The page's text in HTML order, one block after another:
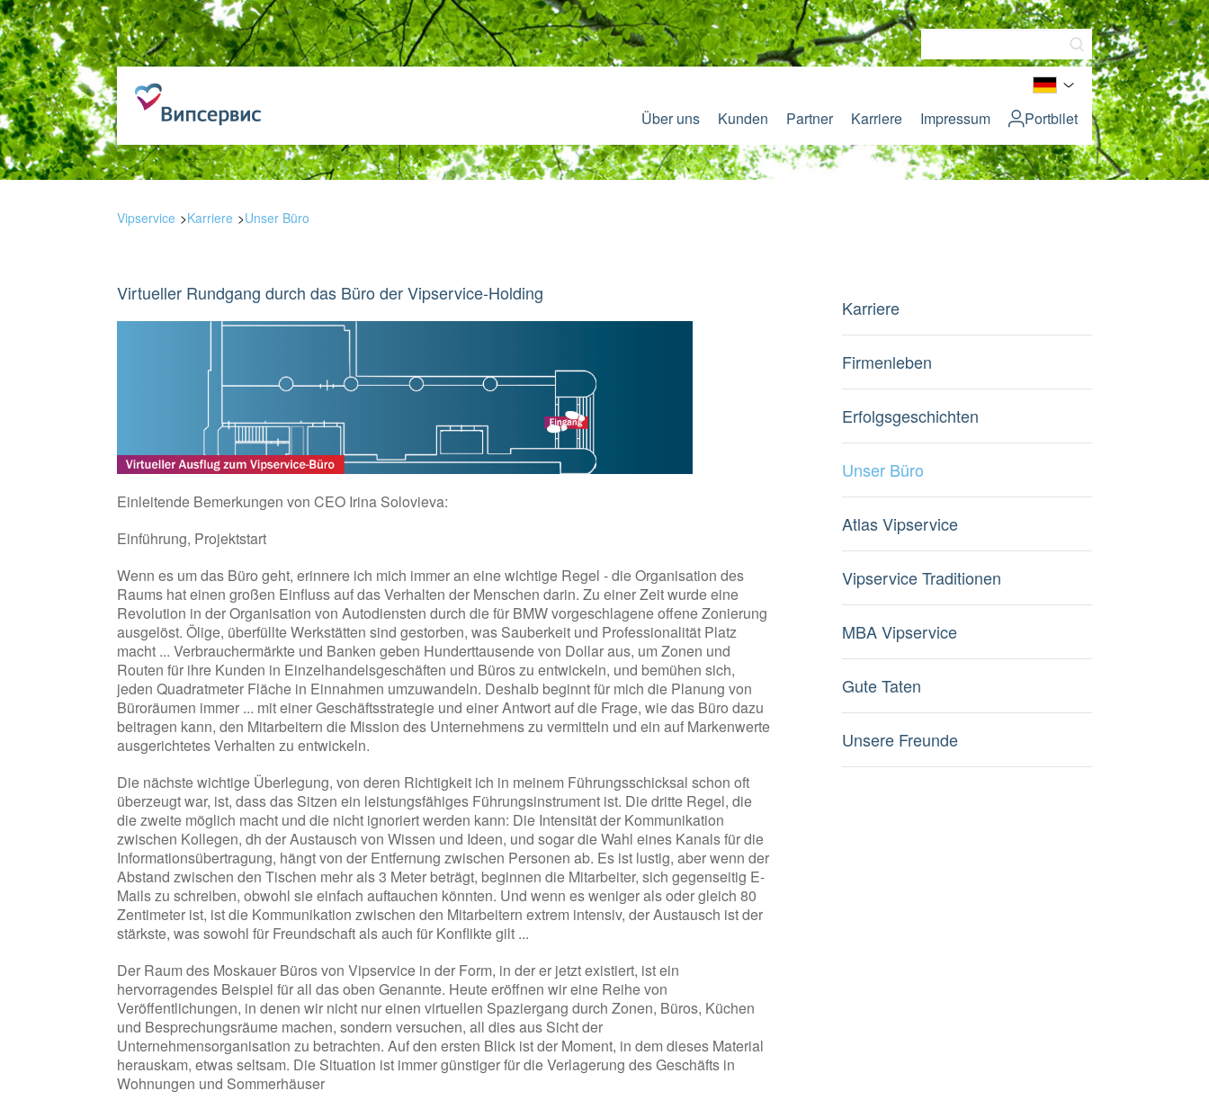
Über uns Kunden Partner Karriere Impressum Portbilet
Vipservice Karriere Unser Büro
Virtueller Rundgang durch das Büro der Vipservice-Holding
Einleitende Bemerkungen von CEO Irina Solovieva:
Einführung, Projektstart
Wenn es um das Büro geht, erinnere ich mich immer an eine wichtige Regel - die Organisation des
Raums hat einen großen Einfluss auf das Verhalten der Menschen darin. Zu einer Zeit wurde eine
Revolution in der Organisation von Autodiensten durch die für BMW vorgeschlagene offene Zonierung
ausgelöst. Ölige, überfüllte Werkstätten sind gestorben, was Sauberkeit und Professionalität Platz
macht ... Verbrauchermärkte und Banken geben Hunderttausende von Dollar aus, um Zonen und
Routen für ihre Kunden in Einzelhandelsgeschäften und Büros zu entwickeln, und bemühen sich,
jeden Quadratmeter Fläche in Einnahmen umzuwandeln. Deshalb beginnt für mich die Planung von
Büroräumen immer ... mit einer Geschäftsstrategie und einer Antwort auf die Frage, wie das Büro dazu
beitragen kann, den Mitarbeitern die Mission des Unternehmens zu vermitteln und ein auf Markenwerte
ausgerichtetes Verhalten zu entwickeln.
Die nächste wichtige Überlegung, von deren Richtigkeit ich in meinem Führungsschicksal schon oft
überzeugt war, ist, dass das Sitzen ein leistungsfähiges Führungsinstrument ist. Die dritte Regel, die
die zweite möglich macht und die nicht ignoriert werden kann: Die Intensität der Kommunikation
zwischen Kollegen, dh der Austausch von Wissen und Ideen, und sogar die Wahl eines Kanals für die
Informationsübertragung, hängt von der Entfernung zwischen Personen ab. Es ist lustig, aber wenn der
Abstand zwischen den Tischen mehr als 3 Meter beträgt, beginnen die Mitarbeiter, sich gegenseitig E-
Mails zu schreiben, obwohl sie einfach auftauchen könnten. Und wenn es weniger als oder gleich 80
Zentimeter ist, ist die Kommunikation zwischen den Mitarbeitern extrem intensiv, der Austausch ist der
stärkste, was sowohl für Freundschaft als auch für Konflikte gilt ...
Der Raum des Moskauer Büros von Vipservice in der Form, in der er jetzt existiert, ist ein
hervorragendes Beispiel für all das oben Genannte. Heute eröffnen wir eine Reihe von
Veröffentlichungen, in denen wir nicht nur einen virtuellen Spaziergang durch Zonen, Büros, Küchen
und Besprechungsräume machen, sondern versuchen, all dies aus Sicht der
Unternehmensorganisation zu betrachten. Auf den ersten Blick ist der Moment, in dem dieses Material
herauskam, etwas seltsam. Die Situation ist immer günstiger für die Verlagerung des Geschäfts in
Wohnungen und Sommerhäuser
Karriere
Firmenleben
Erfolgsgeschichten
Unser Büro
Atlas Vipservice
Vipservice Traditionen
MBA Vipservice
Gute Taten
Unsere Freunde